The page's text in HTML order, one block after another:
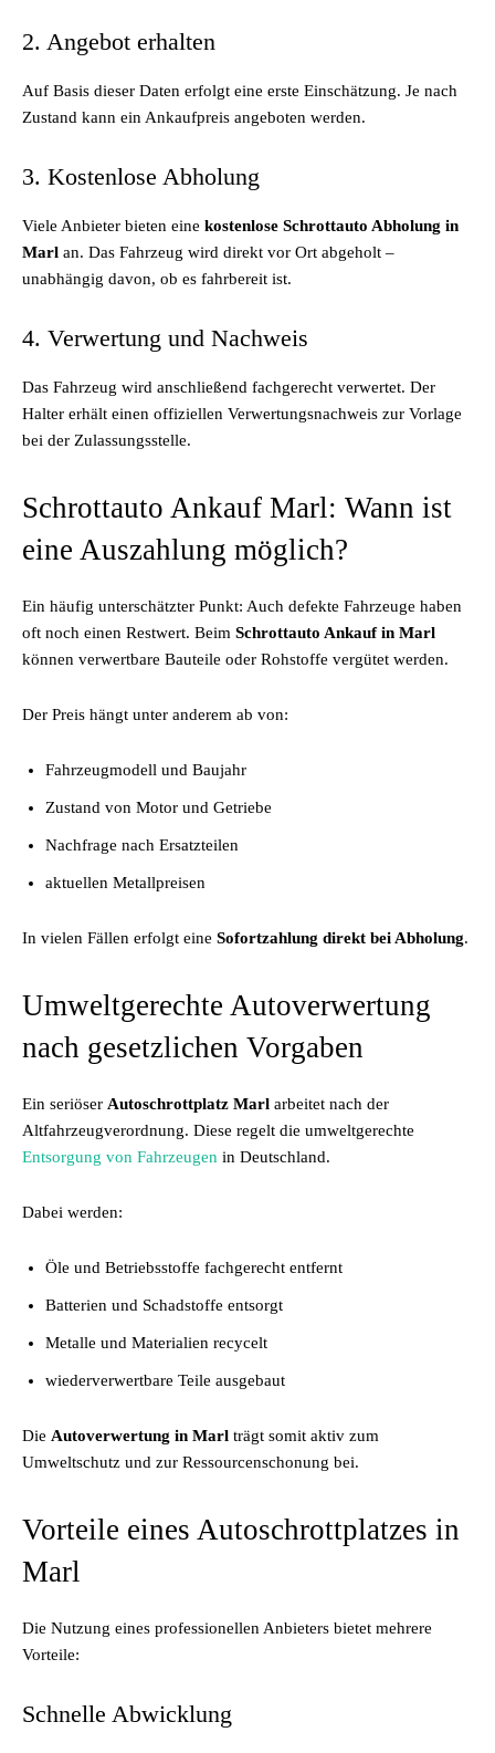
2. Angebot erhalten
Auf Basis dieser Daten erfolgt eine erste Einschätzung. Je nach
Zustand kann ein Ankaufpreis angeboten werden.
3. Kostenlose Abholung
Viele Anbieter bieten eine kostenlose Schrottauto Abholung in
Marl an. Das Fahrzeug wird direkt vor Ort abgeholt –
unabhängig davon, ob es fahrbereit ist.
4. Verwertung und Nachweis
Das Fahrzeug wird anschließend fachgerecht verwertet. Der
Halter erhält einen offiziellen Verwertungsnachweis zur Vorlage
bei der Zulassungsstelle.
Schrottauto Ankauf Marl: Wann ist
eine Auszahlung möglich?
Ein häufig unterschätzter Punkt: Auch defekte Fahrzeuge haben
oft noch einen Restwert. Beim Schrottauto Ankauf in Marl
können verwertbare Bauteile oder Rohstoffe vergütet werden.
Der Preis hängt unter anderem ab von:
Fahrzeugmodell und Baujahr
Zustand von Motor und Getriebe
Nachfrage nach Ersatzteilen
aktuellen Metallpreisen
In vielen Fällen erfolgt eine Sofortzahlung direkt bei Abholung.
Umweltgerechte Autoverwertung
nach gesetzlichen Vorgaben
Ein seriöser Autoschrottplatz Marl arbeitet nach der
Altfahrzeugverordnung. Diese regelt die umweltgerechte
Entsorgung von Fahrzeugen in Deutschland.
Dabei werden:
Öle und Betriebsstoffe fachgerecht entfernt
Batterien und Schadstoffe entsorgt
Metalle und Materialien recycelt
wiederverwertbare Teile ausgebaut
Die Autoverwertung in Marl trägt somit aktiv zum
Umweltschutz und zur Ressourcenschonung bei.
Vorteile eines Autoschrottplatzes in
Marl
Die Nutzung eines professionellen Anbieters bietet mehrere
Vorteile:
Schnelle Abwicklung